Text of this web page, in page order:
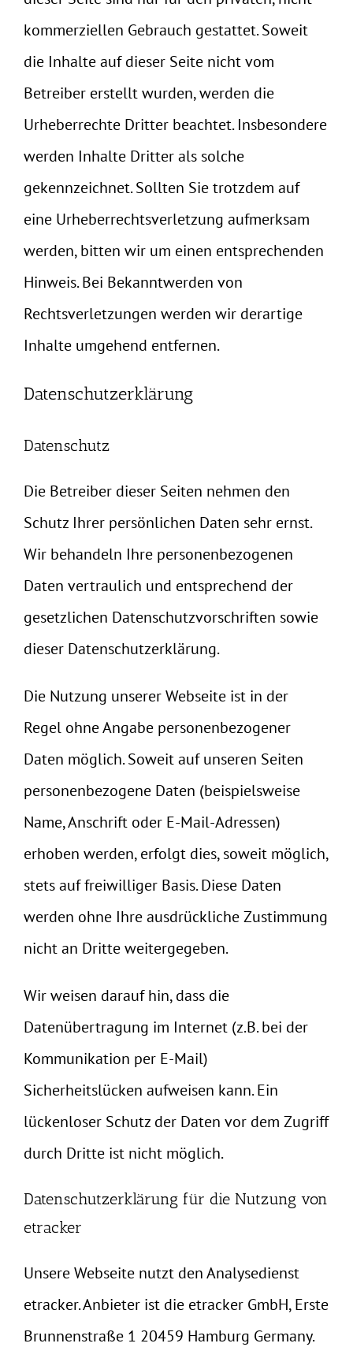
kommerziellen Gebrauch gestattet. Soweit
die Inhalte auf dieser Seite nicht vom
Betreiber erstellt wurden, werden die
Urheberrechte Dritter beachtet. Insbesondere
werden Inhalte Dritter als solche
gekennzeichnet. Sollten Sie trotzdem auf
eine Urheberrechtsverletzung aufmerksam
werden, bitten wir um einen entsprechenden
Hinweis. Bei Bekanntwerden von
Rechtsverletzungen werden wir derartige
Inhalte umgehend entfernen.
Datenschutzerklärung
Datenschutz
Die Betreiber dieser Seiten nehmen den
Schutz Ihrer persönlichen Daten sehr ernst.
Wir behandeln Ihre personenbezogenen
Daten vertraulich und entsprechend der
gesetzlichen Datenschutzvorschriften sowie
dieser Datenschutzerklärung.
Die Nutzung unserer Webseite ist in der
Regel ohne Angabe personenbezogener
Daten möglich. Soweit auf unseren Seiten
personenbezogene Daten (beispielsweise
Name, Anschrift oder E-Mail-Adressen)
erhoben werden, erfolgt dies, soweit möglich,
stets auf freiwilliger Basis. Diese Daten
werden ohne Ihre ausdrückliche Zustimmung
nicht an Dritte weitergegeben.
Wir weisen darauf hin, dass die
Datenübertragung im Internet (z.B. bei der
Kommunikation per E-Mail)
Sicherheitslücken aufweisen kann. Ein
lückenloser Schutz der Daten vor dem Zugriff
durch Dritte ist nicht möglich.
Datenschutzerklärung für die Nutzung von
etracker
Unsere Webseite nutzt den Analysedienst
etracker. Anbieter ist die etracker GmbH, Erste
Brunnenstraße 1 20459 Hamburg Germany.